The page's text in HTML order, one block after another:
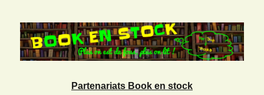
Partenariats Book en stock